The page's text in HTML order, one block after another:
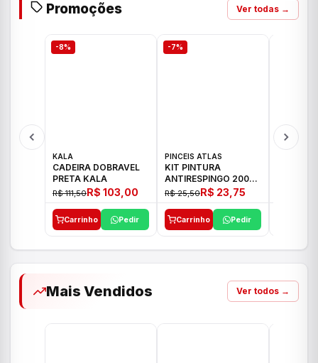
Promoções Ver todas →
-8%
KALA
CADEIRA DOBRAVEL
PRETA KALA
R$ 111,50R$ 103,00
Carrinho Pedir
-7%
PINCEIS ATLAS
KIT PINTURA
ANTIRESPINGO 2003
ATLAS 03 PCS
R$ 25,50R$ 23,75
Carrinho Pedir
Mais Vendidos Ver todos →